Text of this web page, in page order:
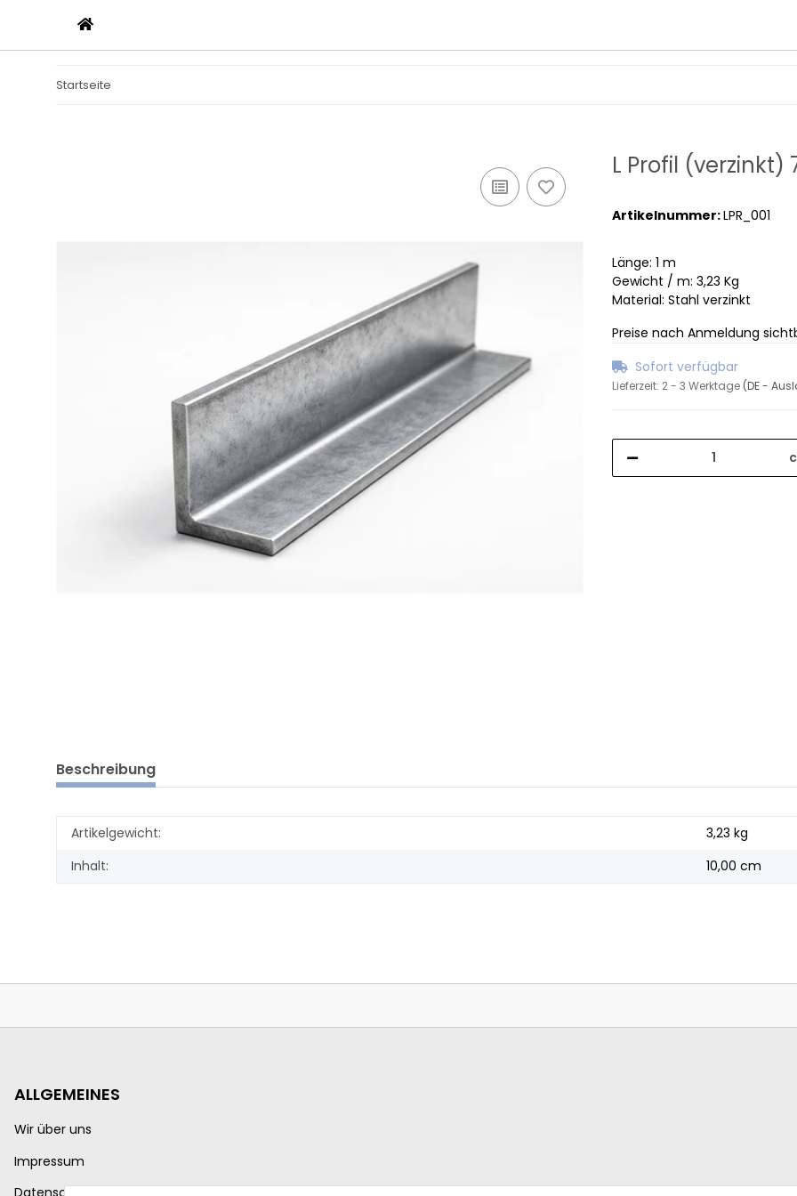
Startseite
L Profil (verzinkt)
Artikelnummer:LPR_001
Länge: 1 m
Gewicht / m: 3,23 Kg
Material: Stahl verzinkt
Preise nach Anmeldung
Sofort verfügbar
Lieferzeit: 2 - 3 Werktage (DE -
Beschreibung
Artikelgewicht: 3,23 kg
Inhalt:
10,00 cm
ALLGEMEINES
Wir über uns
Impressum